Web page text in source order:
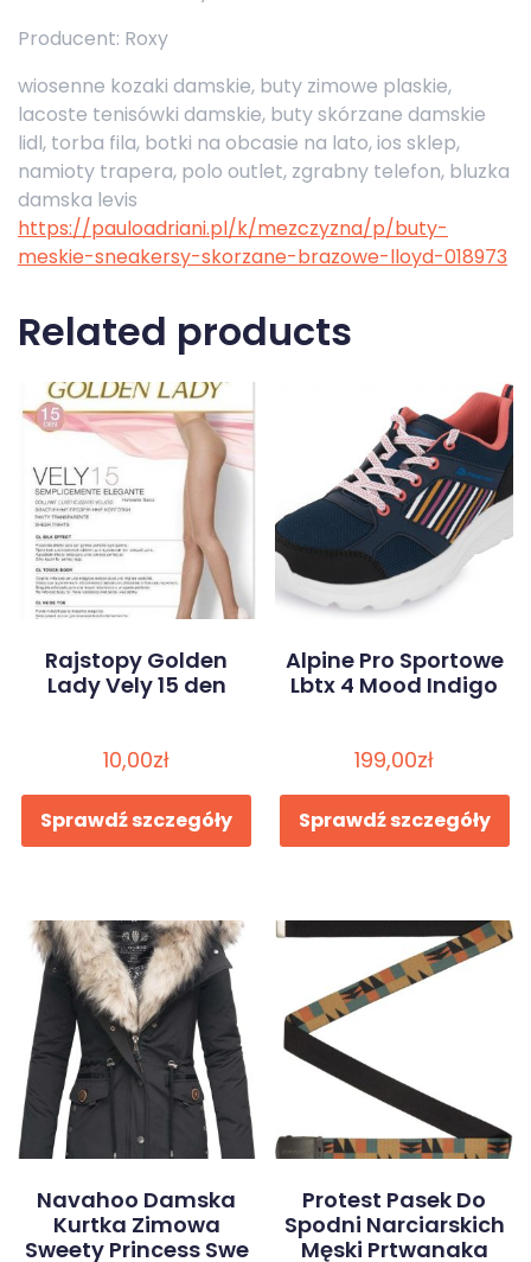
Producent: Roxy
wiosenne kozaki damskie, buty zimowe plaskie,
lacoste tenisówki damskie, buty skórzane damskie
lidl, torba fila, botki na obcasie na lato, ios sklep,
namioty trapera, polo outlet, zgrabny telefon, bluzka
damska levis
https://pauloadriani.pl/k/mezczyzna/p/buty-
meskie-sneakersy-skorzane-brazowe-lloyd-018973
Related products
Rajstopy Golden
Lady Vely 15 den
10,00zł
Sprawdź szczegóły
Alpine Pro Sportowe
Lbtx 4 Mood Indigo
199,00zł
Sprawdź szczegóły
Navahoo Damska
Kurtka Zimowa
Sweety Princess Swe
Protest Pasek Do
Spodni Narciarskich
Męski Prtwanaka